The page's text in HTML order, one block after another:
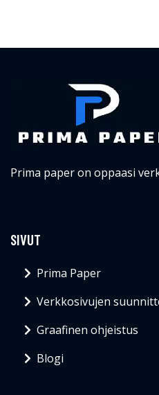
Prima paper on oppaasi
SIVUT
Prima Paper
Verkkosivujen
Graafinen ohjeistus
Blogi